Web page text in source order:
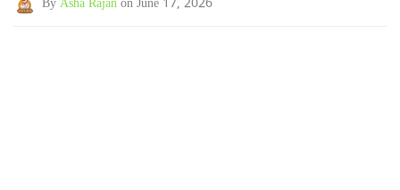
By Asha Rajan on June 17, 2026